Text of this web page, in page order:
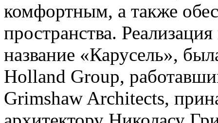
комфортным, а также
пространства.
название «Карусель»,
Holland Group,
Grimshaw Architects,